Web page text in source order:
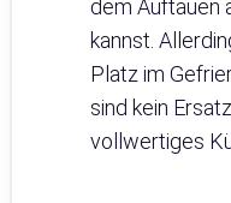
dem Auftauen
kannst.
Platz im
sind kein
vollwertiges